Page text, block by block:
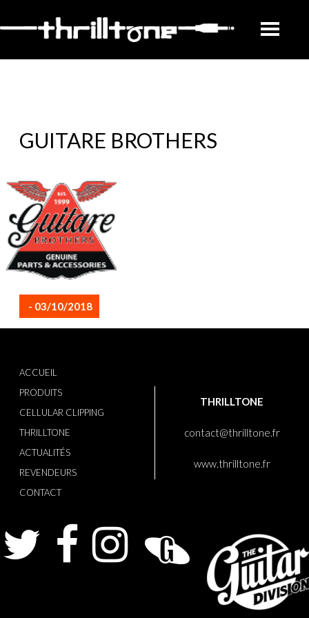
GUITARE BROTHERS
- 03/10/2018
ACCUEIL
PRODUITS
CELLULAR CLIPPING
THRILLTONE
ACTUALITÉS
REVENDEURS
CONTACT
THRILLTONE
contact@thrilltone.fr
www.thrilltone.fr
Instagram